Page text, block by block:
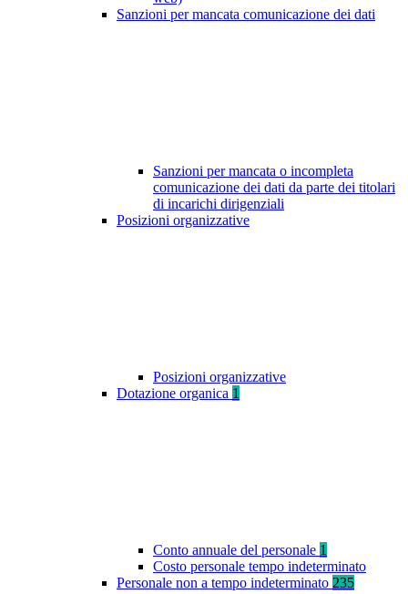
Sanzioni per mancata comunicazione dei dati
Sanzioni per mancata o incompleta
comunicazione dei dati da parte dei titolari
di incarichi dirigenziali
Posizioni organizzative
Posizioni organizzative
Dotazione organica 1
Conto annuale del personale 1
Costo personale tempo indeterminato
Personale non a tempo indeterminato 235